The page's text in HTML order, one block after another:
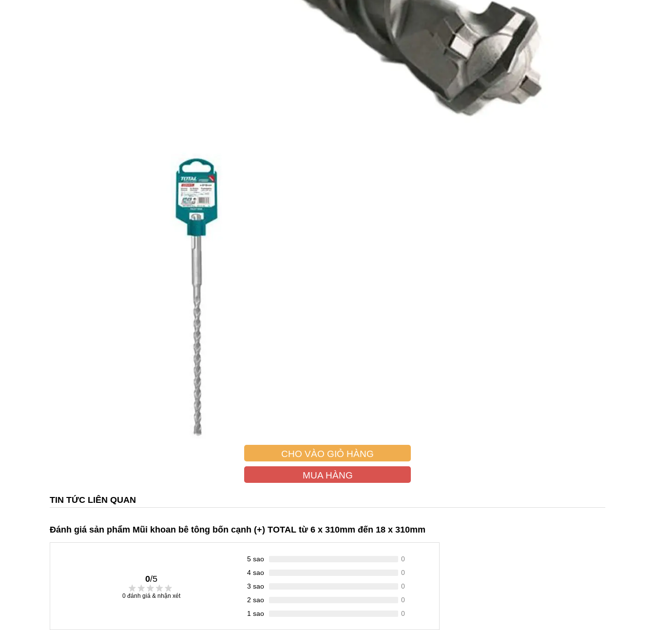
CHO VÀO GIỎ HÀNG
MUA HÀNG
TIN TỨC LIÊN QUAN
Đánh giá sản phẩm Mũi khoan bê tông bốn cạnh (+) TOTAL từ 6 x 310mm đến 18 x 310mm
0/5
0đánh giá & nhận xét
5 sao
0
4 sao
0
3 sao
0
2 sao
0
1 sao
0